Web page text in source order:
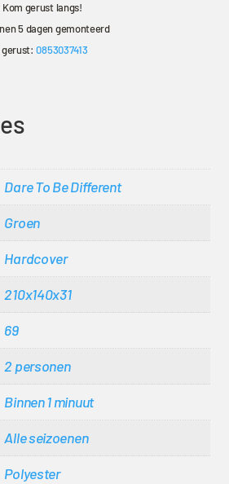
gerust langs!
5 dagen gemonteerd
gerust:0853037413
Dare To Be Different
Groen
Hardcover
210x140x31
69
2 personen
Binnen 1 minuut
Alle seizoenen
Polyester